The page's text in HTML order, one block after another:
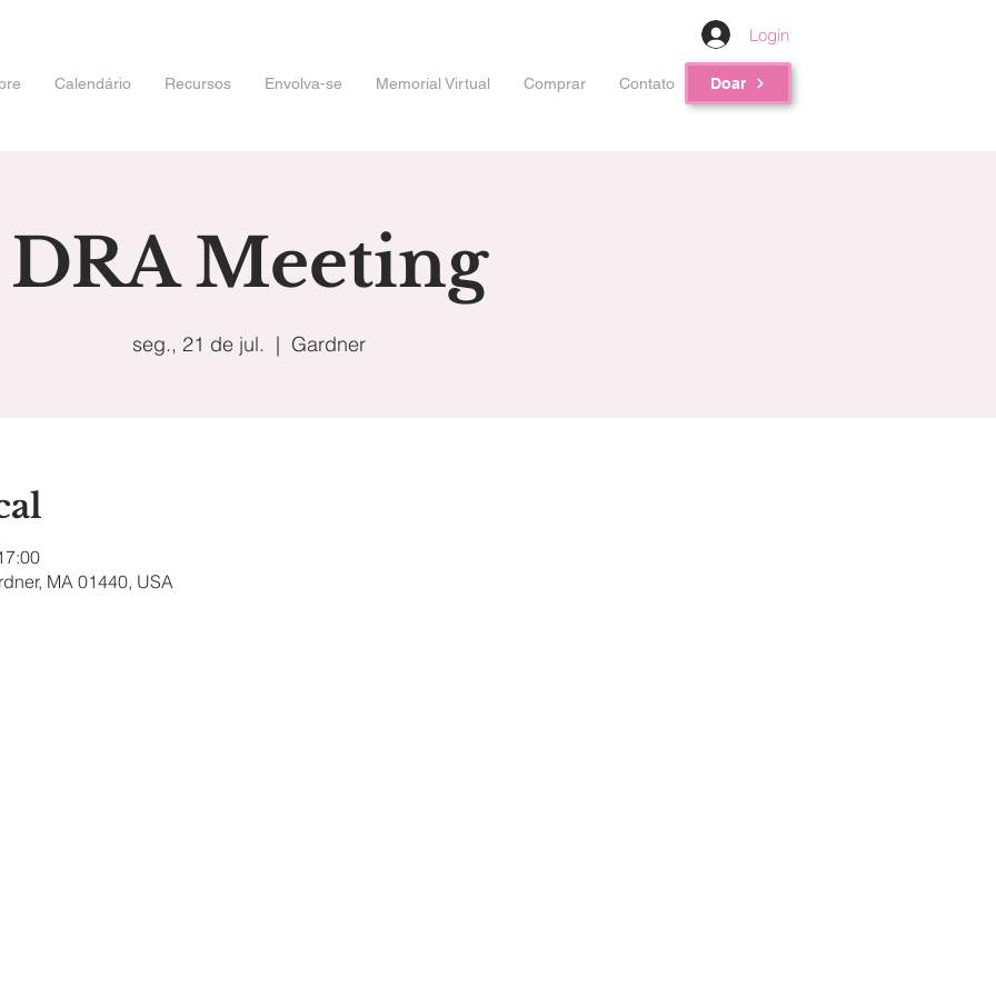
Login
Calendário Recursos Envolva-se Memorial Virtual Comprar Contato Doar
DRA Meeting
seg., 21 de jul.
  |
Gardner
MA 01440, USA